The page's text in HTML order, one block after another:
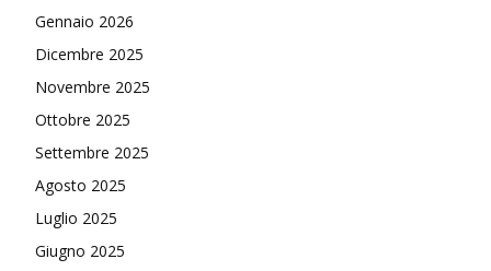
Gennaio 2026
Dicembre 2025
Novembre 2025
Ottobre 2025
Settembre 2025
Agosto 2025
Luglio 2025
Giugno 2025